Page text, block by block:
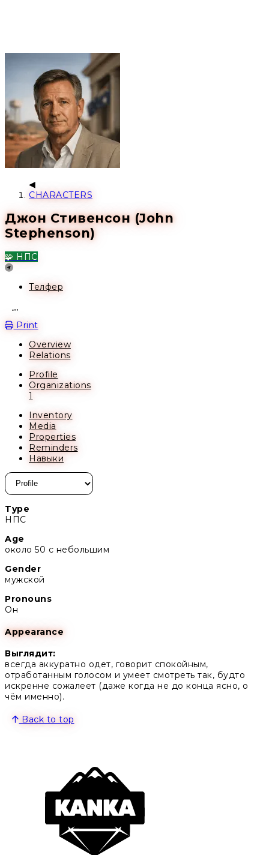
CHARACTERS
Джон Стивенсон (John
Stephenson)
🧩 НПС
Location
Телфер
Print
Overview
Relations
Profile
Organizations
1
Inventory
Media
Properties
Reminders
Навыки
Type
НПС
Age
около 50 с небольшим
Gender
мужской
Pronouns
Он
Appearance
Выглядит:
всегда аккуратно одет, говорит спокойным,
отработанным голосом и умеет смотреть так, будто
искренне сожалеет (даже когда не до конца ясно, о
чём именно).
Back to top